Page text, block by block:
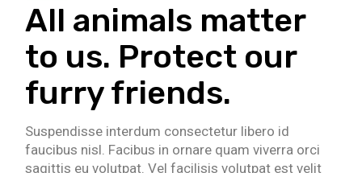
All animals matter
to us. Protect our
furry friends.
Suspendisse interdum consectetur libero id
faucibus nisl. Facibus in ornare quam viverra orci
sagittis eu volutpat. Vel facilisis volutpat est velit